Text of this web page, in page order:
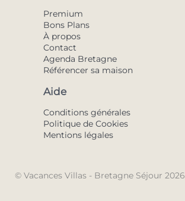
Premium
Bons Plans
À propos
Contact
Agenda Bretagne
Référencer sa maison
Aide
Conditions générales
Politique de Cookies
Mentions légales
© Vacances Villas - Bretagne Séjour 2026